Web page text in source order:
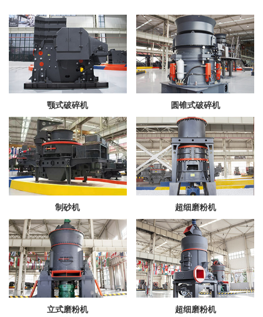
颚式破碎机 圆锥式破碎机
制砂机 超细磨粉机
立式磨粉机 超细磨粉机